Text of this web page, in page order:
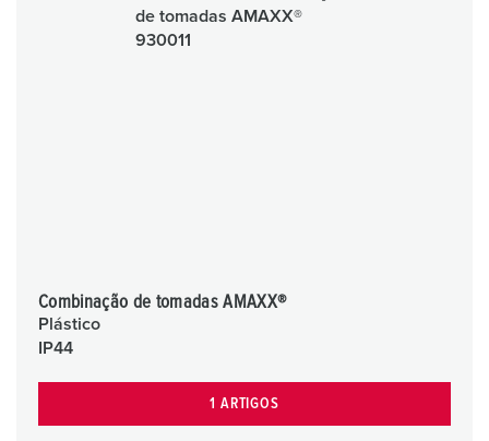
Combinação de tomadas AMAXX®
Plástico
IP44
1 ARTIGOS